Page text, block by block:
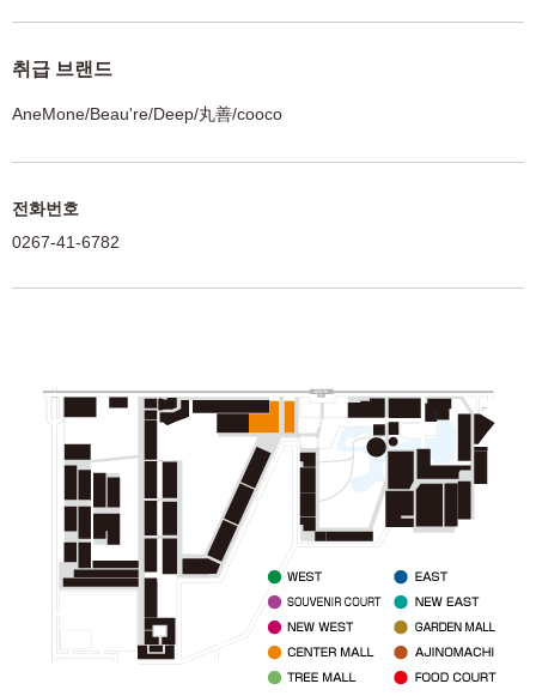
취급 브랜드
AneMone/Beau're/Deep/丸善/cooco
전화번호
0267-41-6782